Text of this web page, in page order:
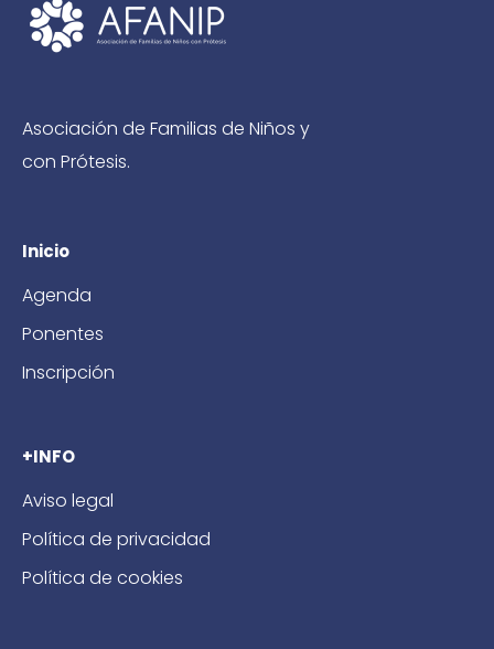
Asociación de Familias de Niños y
con Prótesis.
Inicio
Agenda
Ponentes
Inscripción
+INFO
Aviso legal
Política de privacidad
Política de cookies